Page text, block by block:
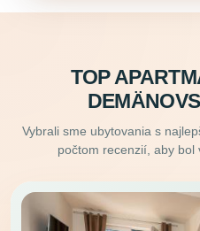
TOP
Vybrali sme ubytovania s
počtom recenzií, aby bol